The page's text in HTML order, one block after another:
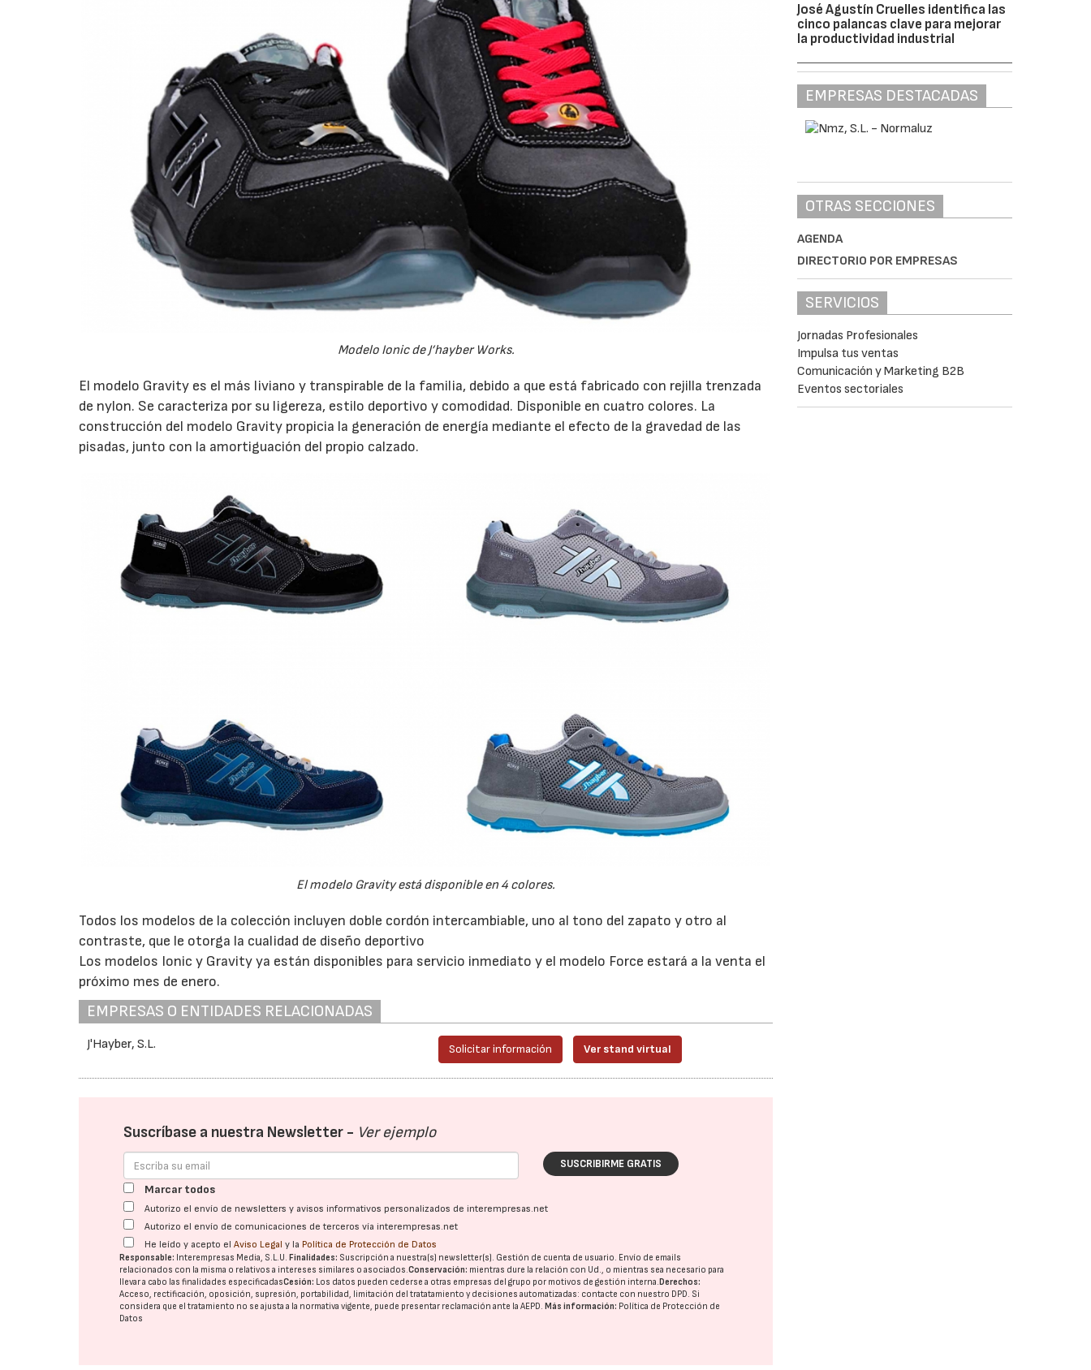
Modelo Ionic de J’hayber Works.
El modelo Gravity es el más liviano y transpirable de la familia, debido a que está fabricado con rejilla trenzada
de nylon. Se caracteriza por su ligereza, estilo deportivo y comodidad. Disponible en cuatro colores. La
construcción del modelo Gravity propicia la generación de energía mediante el efecto de la gravedad de las
pisadas, junto con la amortiguación del propio calzado.
El modelo Gravity está disponible en 4 colores.
Todos los modelos de la colección incluyen doble cordón intercambiable, uno al tono del zapato y otro al
contraste, que le otorga la cualidad de diseño deportivo
Los modelos Ionic y Gravity ya están disponibles para servicio inmediato y el modelo Force estará a la venta el
próximo mes de enero.
EMPRESAS O ENTIDADES RELACIONADAS
J'Hayber, S.L. Solicitar información Ver stand virtual
Suscríbase a nuestra Newsletter - Ver ejemplo
SUSCRIBIRME GRATIS
Marcar todos
Autorizo el envío de newsletters y avisos informativos personalizados de interempresas.net
Autorizo el envío de comunicaciones de terceros vía interempresas.net
He leído y acepto elAviso Legal y la Política de Protección de Datos
Responsable: Interempresas Media, S.L.U. Finalidades: Suscripción a nuestra(s) newsletter(s). Gestión de cuenta de usuario. Envío de emails
relacionados con la misma o relativos a intereses similares o asociados.Conservación: mientras dure la relación con Ud., o mientras sea necesario para
llevar a cabo las finalidades especificadasCesión: Los datos pueden cederse a otras empresas del grupo por motivos de gestión interna. Derechos:
Acceso, rectificación, oposición, supresión, portabilidad, limitación del tratatamiento y decisiones automatizadas: contacte con nuestro DPD. Si
considera que el tratamiento no se ajusta a la normativa vigente, puede presentar reclamación ante laAEPD. Más información: Política de Protección de
Datos
José Agustín Cruelles identifica las
cinco palancas clave para mejorar
la productividad industrial
EMPRESAS DESTACADAS
OTRAS SECCIONES
AGENDA
DIRECTORIO POR EMPRESAS
SERVICIOS
Jornadas Profesionales
Impulsa tus ventas
Comunicación y Marketing B2B
Eventos sectoriales